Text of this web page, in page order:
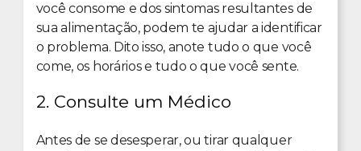
você consome e dos sintomas resultantes de
sua alimentação, podem te ajudar a identificar
o problema. Dito isso, anote tudo o que você
come, os horários e tudo o que você sente.
2. Consulte um Médico
Antes de se desesperar, ou tirar qualquer